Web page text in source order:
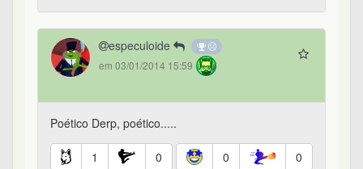
especuloide
em 03/01/2014 15:59
Poético Derp, poético.....
1 0 0 0